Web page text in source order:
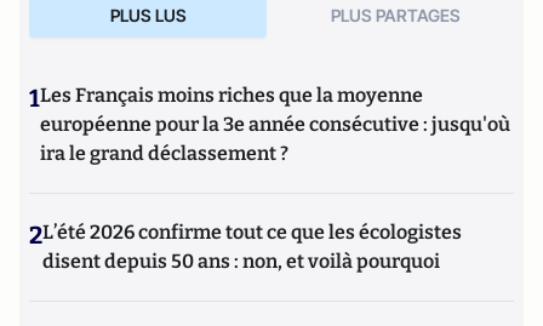
PLUS LUS PLUS PARTAGES
1Les Français moins riches que la moyenne
européenne pour la 3e année consécutive : jusqu'où
ira le grand déclassement ?
2L’été 2026 confirme tout ce que les écologistes
disent depuis 50 ans : non, et voilà pourquoi